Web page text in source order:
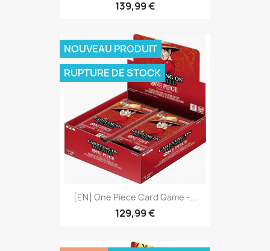
139,99 €
[EN] One Piece Card Game -...
129,99 €
NOUVEAU PRODUIT
RUPTURE DE STOCK